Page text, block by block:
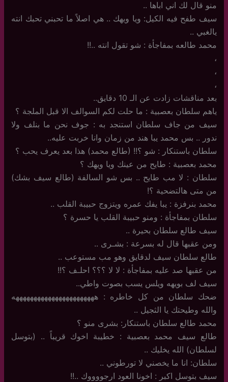
منو قال لك اني اباها ..
سيف طفح فيه الكيل: ويا ويهك .. هي اصلاً ما تحبني تحبك انته
يالغبي ..
محمد طالعه بمفاجأة : شو تقول انته ..!!
،
،
،
بعد مناقشات زادت عن الـ 10 دقايق..
ياهم سلطان بعصبية : ما حلت لكم السوالف الا قبل الملجة ؟
سيف من جاف سلطان استنجد به : جوف نحن ما بنلف ولا
ندور .. بس محمد يبا هند من زمان وانا خربت عليه..
سلطان باستنكار : شو ؟!! (طالع محمد) هذا بعد يعرف يحب ؟
محمد بعصبية : طايح من عينك ويا ويهك ؟
سلطان : لا مب طايح .. بس شو السالفة (طالع سيف بشك)
من متى هالتضحية ؟!
محمد بنرفزة : يبا يفك عمره ويتزوج حبيبة القلب ..
سلطان بمفاجأة : ومنو حبيبة القلب يا حسرة ؟
سيف طالع سلطان بحيرة ..
ومن عقبها قال له بسرعة : بشـرى ..
طالع سلطان سيف لدقايق وهو مب مستوعب ..
من عقبها صد عليه بمفاجأة : لا لا ؟؟؟ احلـف ؟!!
سيف لف بويهه ويلس يسب بصوت واطي..
ضحك سلطان من كل خاطره : هههههههههههههههههههههههه
والله وطيحتك يا الثجيل ..
محمد طالع سلطان باستنكار: بشرى منو ؟
طالع سيف محمد بعصبية : خطيبة اخوك قريباً .. (بتوسل
لسلطان) الله يخليك ..
سلطان: انا ما يخصني لا تورطوني ..
سيف بتوسل اكبر : اخونا العود ارجووووك ..!!